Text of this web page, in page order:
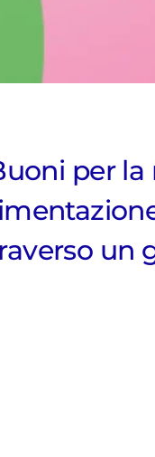
per la
un